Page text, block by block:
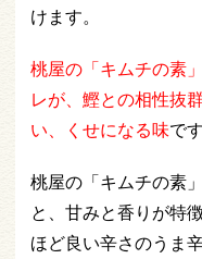
けます。
桃屋の「キムチの素
レが、鰹との相性抜
い、くせになる味です
桃屋の「キムチの素
と、甘みと香りが特
ほど良い辛さのうま